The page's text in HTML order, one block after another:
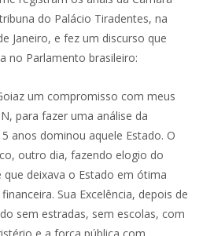
do Palácio Tiradentes, na
Janeiro, e fez um discurso que
no Parlamento brasileiro:
um compromisso com meus
para fazer uma análise da
anos dominou aquele Estado. O
outro dia, fazendo elogio do
deixava o Estado em ótima
Sua Excelência, depois de
sem estradas, sem escolas, com